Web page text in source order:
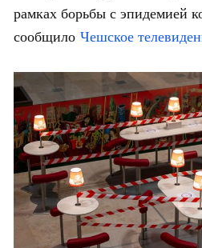
рамках борьбы с эпидемией
сообщило Чешское